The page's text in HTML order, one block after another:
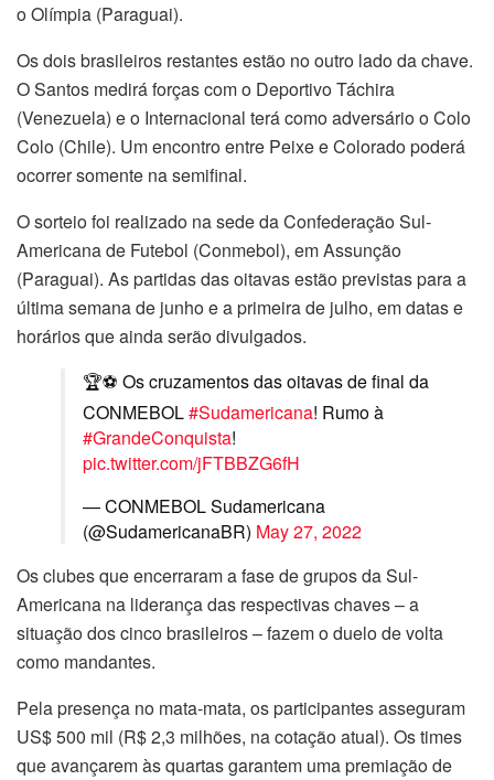
o Olímpia (Paraguai).
Os dois brasileiros restantes estão no outro lado da chave.
O Santos medirá forças com o Deportivo Táchira
(Venezuela) e o Internacional terá como adversário o Colo
Colo (Chile). Um encontro entre Peixe e Colorado poderá
ocorrer somente na semifinal.
O sorteio foi realizado na sede da Confederação Sul-
Americana de Futebol (Conmebol), em Assunção
(Paraguai). As partidas das oitavas estão previstas para a
última semana de junho e a primeira de julho, em datas e
horários que ainda serão divulgados.
🏆⚽ Os cruzamentos das oitavas de final da
CONMEBOL#Sudamericana! Rumo à
#GrandeConquista!
pic.twitter.com/jFTBBZG6fH
— CONMEBOL Sudamericana
(@SudamericanaBR) May 27, 2022
Os clubes que encerraram a fase de grupos da Sul-
Americana na liderança das respectivas chaves – a
situação dos cinco brasileiros – fazem o duelo de volta
como mandantes.
Pela presença no mata-mata, os participantes asseguram
US$ 500 mil (R$ 2,3 milhões, na cotação atual). Os times
que avançarem às quartas garantem uma premiação de